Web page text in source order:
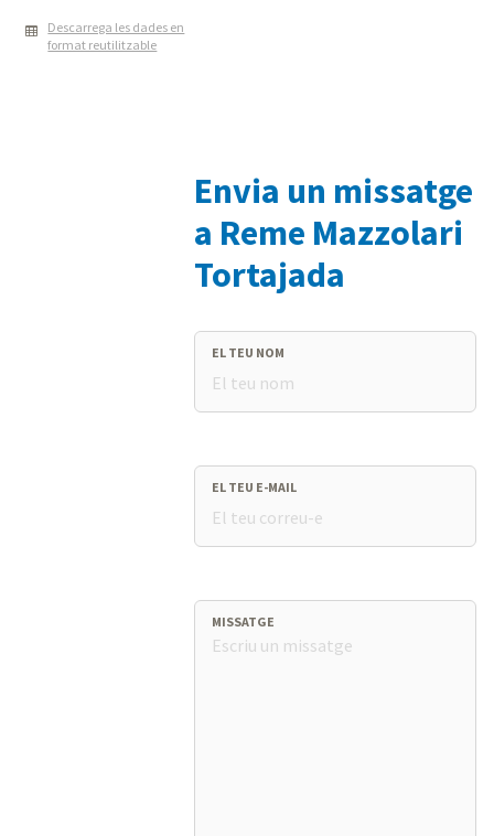
Descarrega les dades en
format reutilitzable
Envia un missatge
a Reme Mazzolari
Tortajada
EL TEU NOM
EL TEU E-MAIL
MISSATGE